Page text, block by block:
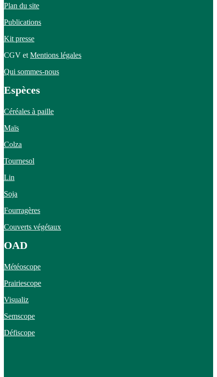
Plan du site
Publications
Kit presse
CGV et Mentions légales
Qui sommes-nous
Espèces
Céréales à paille
Maïs
Colza
Tournesol
Lin
Soja
Fourragères
Couverts végétaux
OAD
Météoscope
Prairiescope
Visualiz
Semscope
Défiscope